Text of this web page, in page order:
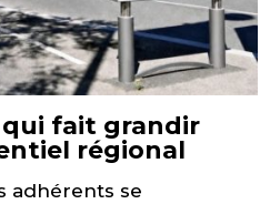
qui fait grandir
régional
adhérents se